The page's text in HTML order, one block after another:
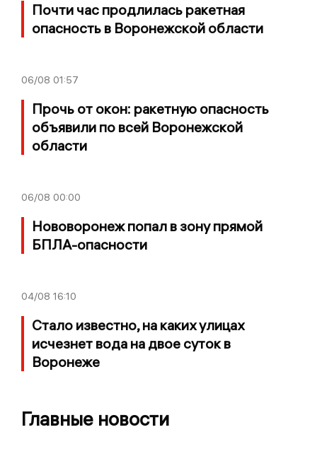
Почти час продлилась ракетная
опасность в Воронежской области
06/08 01:57
Прочь от окон: ракетную опасность
объявили по всей Воронежской
области
06/08 00:00
Нововоронеж попал в зону прямой
БПЛА-опасности
04/08 16:10
Стало известно, на каких улицах
исчезнет вода на двое суток в
Воронеже
Главные новости